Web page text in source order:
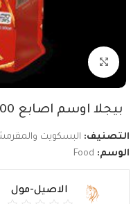
Click to enlarge
بيجلا اوسم اصابع 400 غم
التصنيف: البسكويت
الوسم: Food
الاصيل-مول